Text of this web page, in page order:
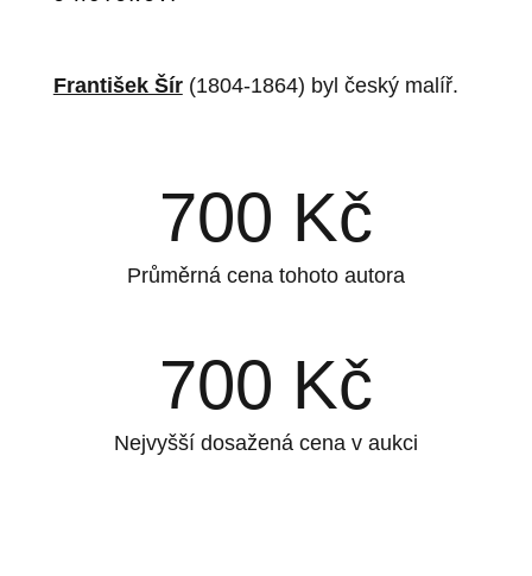
František Šír(1804-1864) byl český malíř.
700 Kč
Průměrná cena tohoto autora
700 Kč
Nejvyšší dosažená cena v aukci